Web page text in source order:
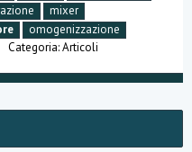
mixer
omogenizzazione
Categoria:Articoli